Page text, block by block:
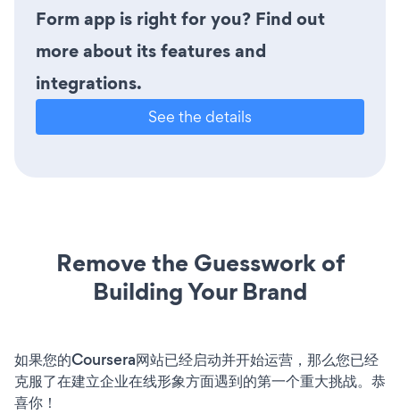
Form app is right for you? Find out
more about its features and
integrations.
See the details
Remove the Guesswork of
Building Your Brand
如果您的Coursera网站已经启动并开始运营，那么您已经
克服了在建立企业在线形象方面遇到的第一个重大挑战。恭
喜你！